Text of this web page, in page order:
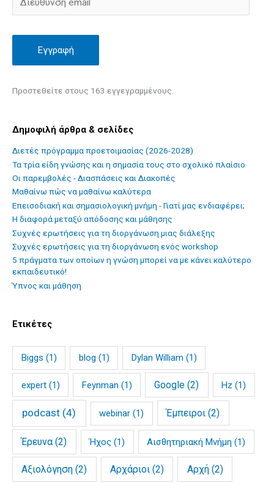
Εγγραφή
Προστεθείτε στους 163 εγγεγραμμένους.
Δημοφιλή άρθρα & σελίδες
Διετές πρόγραμμα προετοιμασίας (2026-2028)
Τα τρία είδη γνώσης και η σημασία τους στο σχολικό πλαίσιο
Οι παρεμβολές - Διασπάσεις και Διακοπές
Mαθαίνω πώς να μαθαίνω καλύτερα
Επεισοδιακή και σημασιολογική μνήμη - Γιατί μας ενδιαφέρει;
Η διαφορά μεταξύ απόδοσης και μάθησης
Συχνές ερωτήσεις για τη διοργάνωση μιας διάλεξης
Συχνές ερωτήσεις για τη διοργάνωση ενός workshop
5 πράγματα των οποίων η γνώση μπορεί να με κάνει καλύτερο
εκπαιδευτικό!
Ύπνος και μάθηση
Ετικέτες
Biggs (1) blog (1) Dylan William (1)
expert(1) Feynman (1) Google (2) Hz (1)
podcast (4) webinar (1) Έμπειροι (2)
Έρευνα(2) Ήχος (1) Αισθητηριακή Μνήμη (1)
Αξιολόγηση (2) Αρχάριοι (2) Αρχή(2)